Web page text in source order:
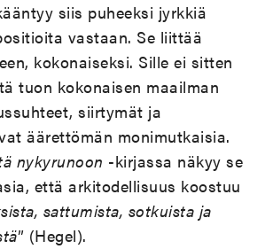
siis puheeksi jyrkkiä
vastaan. Se liittää
kokonaiseksi. Sille ei sitten
tuon kokonaisen maailman
siirtymät ja
äärettömän monimutkaisia.
nykyrunoon -kirjassa näkyy se
että arkitodellisuus koostuu
sattumista, sotkuista ja
” (Hegel).